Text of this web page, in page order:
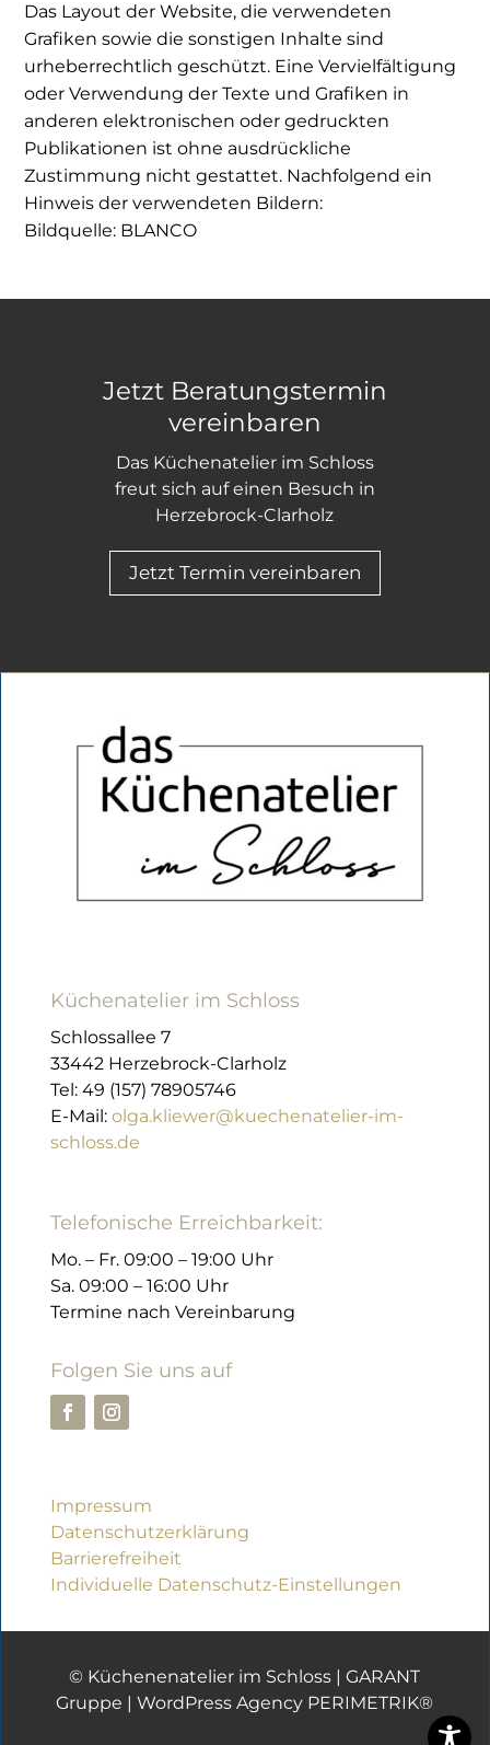
Das Layout der Website, die verwendeten
Grafiken sowie die sonstigen Inhalte sind
urheberrechtlich geschützt. Eine Vervielfältigung
oder Verwendung der Texte und Grafiken in
anderen elektronischen oder gedruckten
Publikationen ist ohne ausdrückliche
Zustimmung nicht gestattet. Nachfolgend ein
Hinweis der verwendeten Bildern:
Bildquelle: BLANCO
Jetzt Beratungstermin
vereinbaren
Das Küchenatelier im Schloss
freut sich auf einen Besuch in
Herzebrock-Clarholz
Jetzt Termin vereinbaren
Küchenatelier im Schloss
Schlossallee 7
33442 Herzebrock-Clarholz
Tel: 49 (157) 78905746
E-Mail: olga.kliewer@kuechenatelier-im-
schloss.de
Telefonische Erreichbarkeit:
Mo. – Fr. 09:00 – 19:00 Uhr
Sa. 09:00 – 16:00 Uhr
Termine nach Vereinbarung
Folgen Sie uns auf
Impressum
Datenschutzerklärung
Barrierefreiheit
Individuelle Datenschutz-Einstellungen
© Küchenenatelier im Schloss |GARANT
Gruppe |WordPress Agency PERIMETRIK®